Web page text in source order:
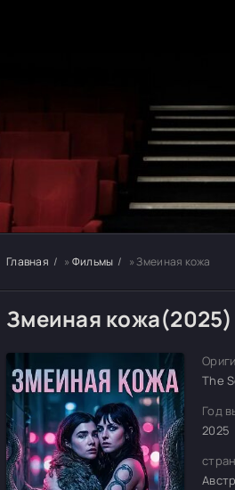
Главная » Фильмы » Змеиная кожа
Змеиная
The
Год
2025